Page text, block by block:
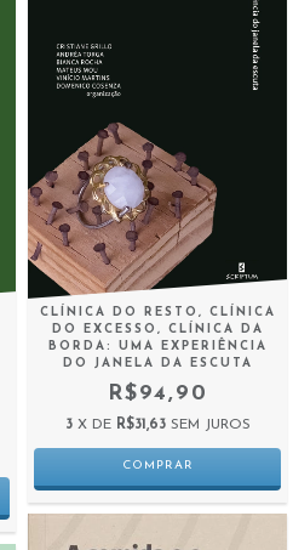
CLÍNICA DO RESTO, CLÍNICA
DO EXCESSO, CLÍNICA DA
BORDA: UMA EXPERIÊNCIA
DO JANELA DA ESCUTA
R$94,90
3 X DE R$31,63 SEM JUROS